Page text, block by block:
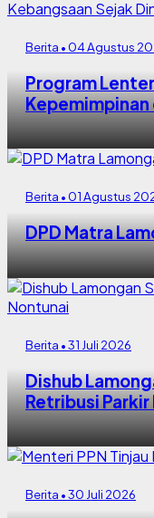
Berita • 04 Agustus
Program
Kepemimpinan
Berita • 01 Agustus
DPD Matra
Berita • 31 Juli 2026
Dishub
Retribusi
Berita • 30 Juli 2026